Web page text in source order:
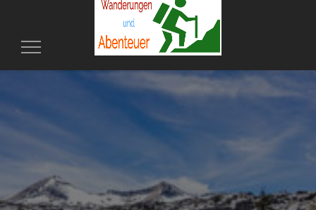
Toggle